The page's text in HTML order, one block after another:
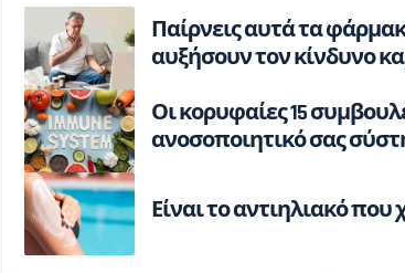
Παίρνεις αυτά τα
αυξήσουν τον κίνδυνο
Οι κορυφαίες 15
ανοσοποιητικό σας
Είναι το αντιηλιακό